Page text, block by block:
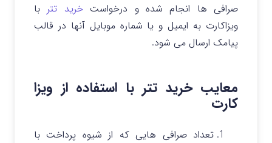
صرافی ها انجام شده و درخواستخرید تتر با
ویزاکارت به ایمیل و یا شماره موبایل آنها در قالب
پیامک ارسال می شود.
معایب خرید تتر با استفاده از ویزا
کارت
تعداد صرافی هایی که از شیوه پرداخت با